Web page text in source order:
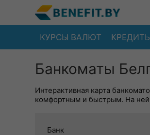
КУРСЫ ВАЛЮТ
Банкоматы
Интерактивная карта
комфортным и быстрым. На ней
Банк